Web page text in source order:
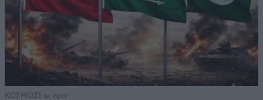
ΚΟΣΜΟΣ1 ω. πριν